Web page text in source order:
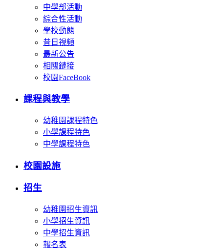
中學部活動
綜合性活動
學校動態
昔日視頻
最新公告
相關鏈接
校園FaceBook
課程與教學
幼稚園課程特色
小學課程特色
中學課程特色
校園設施
招生
幼稚園招生資訊
小學招生資訊
中學招生資訊
報名表